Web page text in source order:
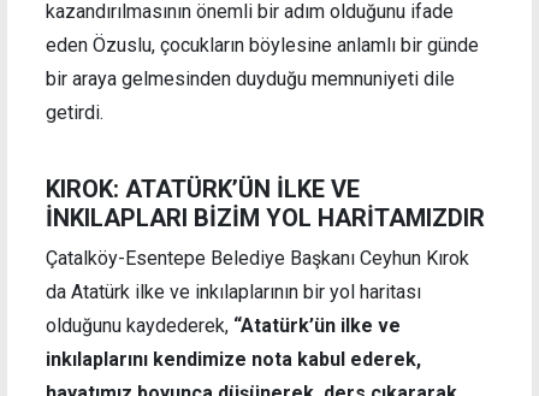
kazandırılmasının önemli bir adım olduğunu ifade
eden Özuslu, çocukların böylesine anlamlı bir günde
bir araya gelmesinden duyduğu memnuniyeti dile
getirdi.
KIROK: ATATÜRK’ÜN İLKE VE
İNKILAPLARI BİZİM YOL HARİTAMIZDIR
Çatalköy-Esentepe Belediye Başkanı Ceyhun Kırok
da Atatürk ilke ve inkılaplarının bir yol haritası
olduğunu kaydederek, “Atatürk’ün ilke ve
inkılaplarını kendimize nota kabul ederek,